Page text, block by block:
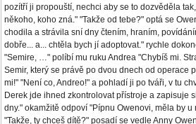
pozítří ji propouští, nechci aby se to dozvěděla
někoho, koho zná." "Takže od tebe?" optá se
chodila a strávila sní dny čtením, hraním,
dobře... a... chtěla bych jí adoptovat." rychle
"Semire, …" políbí mu ruku Andrea "Chybíš mi.
Semir, který se právě po dvou dnech od operace
mi!" "Není co, Andreo!" a pohladí ji po tváři, v tu
Derek jde ihned zkontrolovat přístroje a zapisuje
dny." okamžitě odpoví "Pípnu Owenovi, měla by
"Takže, ty chceš dítě?" posadí se vedle Anny